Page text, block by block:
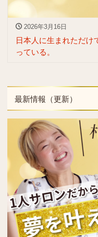
2026年3月16日
日本人に生まれただけ
っている。
最新情報（更新）